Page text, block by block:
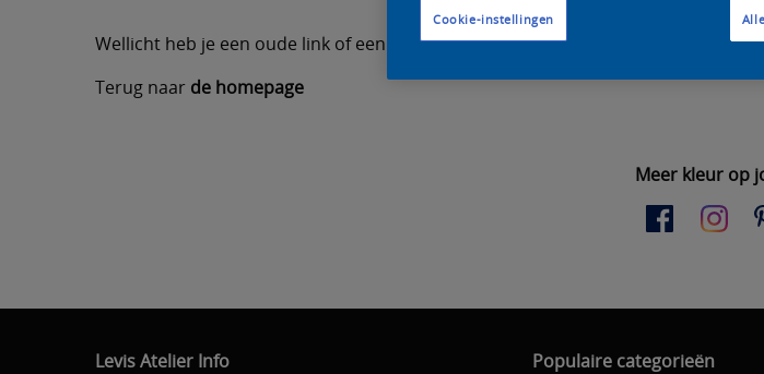
Wellicht heb je een oude link of een typefoutje gemaakt bij de invoer van het
Terug naar de homepage
Meer kleur op
Levis Atelier Info Populaire categorieën
Cookie-instellingen